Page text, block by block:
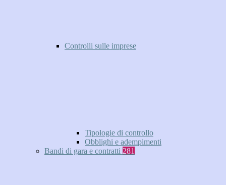
Controlli sulle imprese
Tipologie di controllo
Obblighi e adempimenti
Bandi di gara e contratti 281